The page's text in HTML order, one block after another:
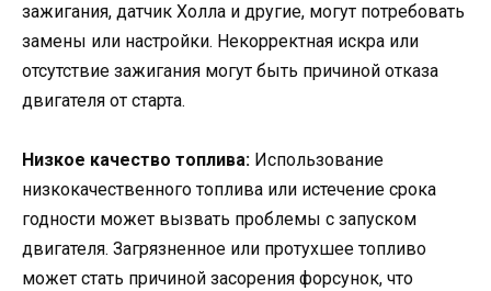
зажигания, датчик Холла и другие, могут потребовать
замены или настройки. Некорректная искра или
отсутствие зажигания могут быть причиной отказа
двигателя от старта.
Низкое качество топлива: Использование
низкокачественного топлива или истечение срока
годности может вызвать проблемы с запуском
двигателя. Загрязненное или протухшее топливо
может стать причиной засорения форсунок, что